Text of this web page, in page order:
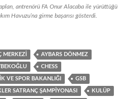
antrenörü FA Onur Alacaba ile yürüttüğü
Havuzu’na girme başarısı gösterdi.
Küçükler Satranç Şampiyonası
MERKEZI AYBARS DÖNMEZ
CHESS
VE SPOR BAKANLIĞI GSB
SATRANÇ ŞAMPIYONASI KULÜP